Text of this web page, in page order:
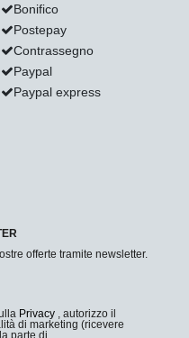
Bonifico
Postepay
Contrassegno
Paypal
Paypal express
offerte tramite newsletter.
Privacy , autorizzo il
di marketing (ricevere
parte di